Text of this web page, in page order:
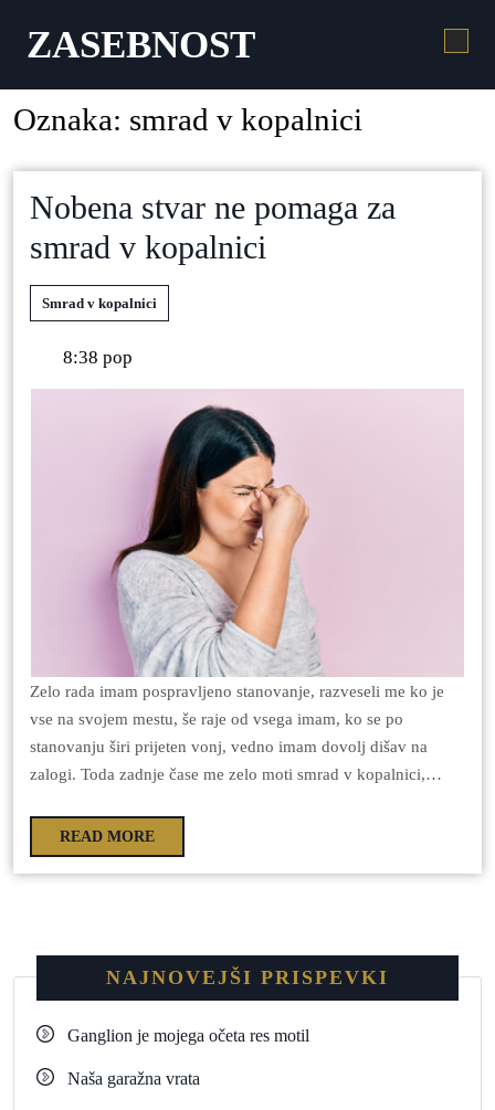
ZASEBNOST
Oznaka: smrad v kopalnici
Nobena stvar ne pomaga za
smrad v kopalnici
Smrad v kopalnici
8:38 pop
Zelo rada imam pospravljeno stanovanje, razveseli me ko je
vse na svojem mestu, še raje od vsega imam, ko se po
stanovanju širi prijeten vonj, vedno imam dovolj dišav na
zalogi. Toda zadnje čase me zelo moti smrad v kopalnici,…
READ MORE
NAJNOVEJŠI PRISPEVKI
Ganglion je mojega očeta res motil
Naša garažna vrata